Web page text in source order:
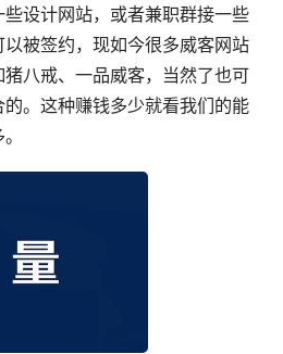
设计网站，或者兼职群接一些
被签约，现如今很多威客网站
八戒、一品威客，当然了也可
。这种赚钱多少就看我们的能